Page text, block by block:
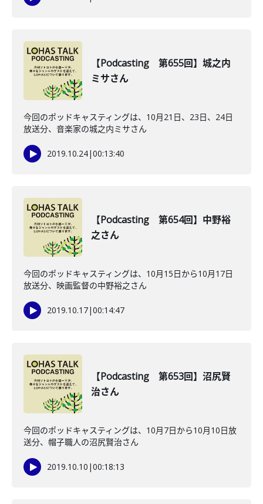
【Podcasting 第655回】城之内
ミサさん
今回のポッドキャスティングは、10月21日、23日、24日
放送分、音楽家の城之内ミサさん
2019.10.24|00:13:40
【Podcasting 第654回】中野裕
之さん
今回のポッドキャスティングは、10月15日から10月17日
放送分、映画監督の中野裕之さん
2019.10.17|00:14:47
【Podcasting 第653回】沼尻賢
治さん
今回のポッドキャスティングは、10月7日から10月10日放
送分、帽子職人の沼尻賢治さん
2019.10.10 |00:18:13